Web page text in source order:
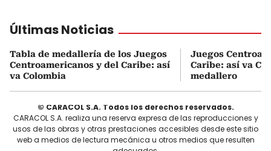
Últimas Noticias
Tabla de medallería de los Juegos
Centroamericanos y del Caribe: así
va Colombia
Juegos
Caribe: así va
medallero
© CARACOL S.A. Todos los derechos reservados.
CARACOL S.A. realiza una reserva expresa de las reproducciones y
usos de las obras y otras prestaciones accesibles desde este sitio
web a medios de lectura mecánica u otros medios que resulten